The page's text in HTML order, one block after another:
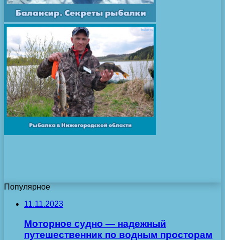
Популярное
11.11.2023
Моторное судно — надежный
путешественник по водным просторам